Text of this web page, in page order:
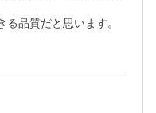
品質だと思います。